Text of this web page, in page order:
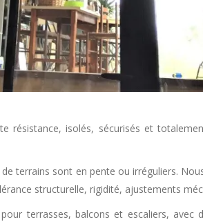
résistance, isolés, sécurisés et
terrains sont en pente ou irréguliers.
structurelle, rigidité, ajustements
terrasses, balcons et escaliers, avec